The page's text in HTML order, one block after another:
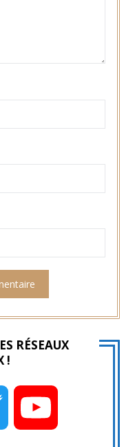
RÉSEAUX
!
Twitter